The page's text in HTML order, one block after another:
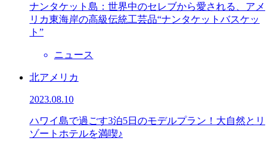
ナンタケット島：世界中のセレブから愛される、アメ
リカ東海岸の高級伝統工芸品“ナンタケットバスケッ
ト”
ニュース
北アメリカ
2023.08.10
ハワイ島で過ごす3泊5日のモデルプラン！大自然とリ
ゾートホテルを満喫♪